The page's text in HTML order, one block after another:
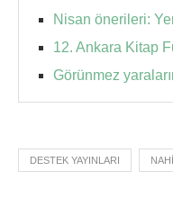
Nisan önerileri:
12. Ankara Kitap
Görünmez
DESTEK YAYINLARI